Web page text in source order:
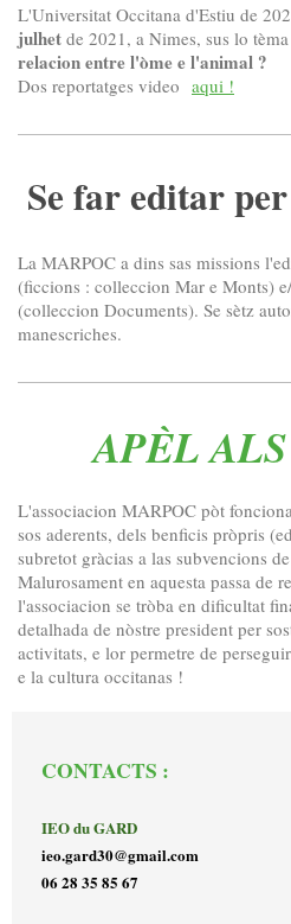
L'Universitat Occitana d'Estiu de
julhet de 2021, a Nimes, sus lo
relacion entre l'òme e l'animal ?
Dos reportatges video aqui !
Se far editar
La MARPOC a dins sas missions
(ficcions : colleccion Mar e Monts)
(colleccion Documents). Se sètz
manescriches.
APÈL
L'associacion MARPOC pòt
sos aderents, dels benficis pròpris
subretot gràcias a las subvencions
Malurosament en aquesta passa de
l'associacion se tròba en dificultat
detalhada de nòstre president per
activitats, e lor permetre de
e la cultura occitanas !
CONTACTS :
IEO du GARD
ieo.gard30@gmail.com
06 28 35 85 67